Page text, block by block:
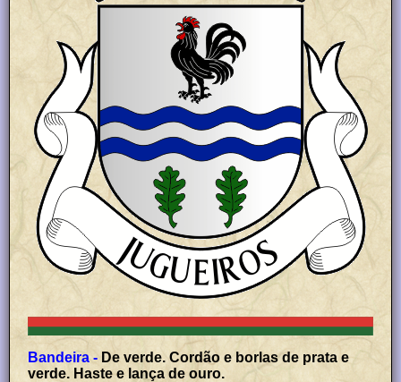
Bandeira - De verde. Cordão e borlas de prata e
verde. Haste e lança de ouro.